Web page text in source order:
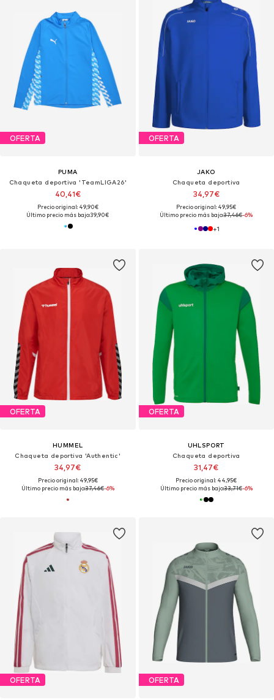
OFERTA
PUMA
Chaqueta deportiva 'TeamLIGA26'
40,41€
Precio original: 49,90€
Último precio más bajo:39,90€
OFERTA
JAKO
Chaqueta deportiva
34,97€
Precio original: 49,95€
Último precio más bajo:37,46€-6%
+1
OFERTA
HUMMEL
Chaqueta deportiva 'Authentic'
34,97€
Precio original: 49,95€
Último precio más bajo:37,46€-6%
OFERTA
UHLSPORT
Chaqueta deportiva
31,47€
Precio original: 44,95€
Último precio más bajo:33,71€-6%
OFERTA OFERTA